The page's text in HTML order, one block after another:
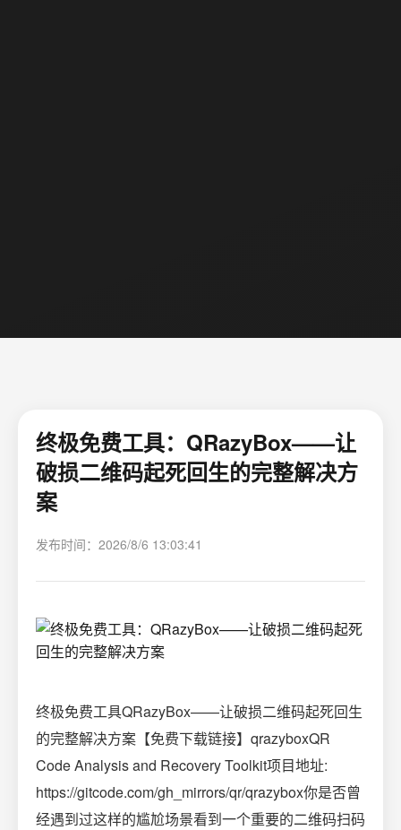
终极免费工具：QRazyBox——让
破损二维码起死回生的完整解决方
案
发布时间：2026/8/6 13:03:41
终极免费工具QRazyBox——让破损二维码起死回生
的完整解决方案【免费下载链接】qrazyboxQR
Code Analysis and Recovery Toolkit项目地址:
https://gitcode.com/gh_mirrors/qr/qrazybox你是否曾
经遇到过这样的尴尬场景看到一个重要的二维码扫码